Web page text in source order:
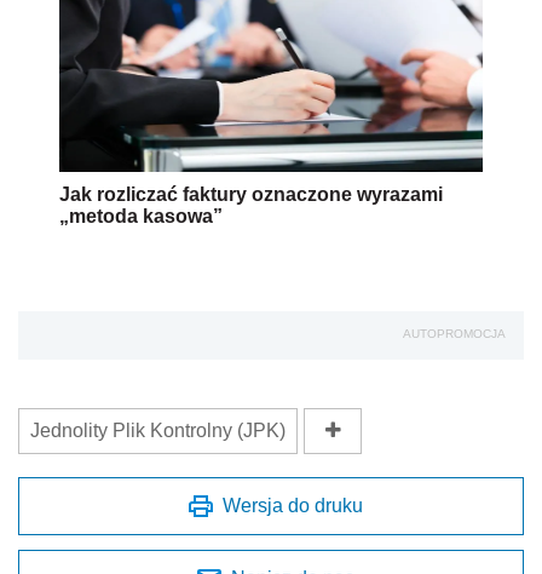
Jak rozliczać faktury oznaczone wyrazami
„metoda kasowa”
AUTOPROMOCJA
Jednolity Plik Kontrolny (JPK)
Wersja do druku